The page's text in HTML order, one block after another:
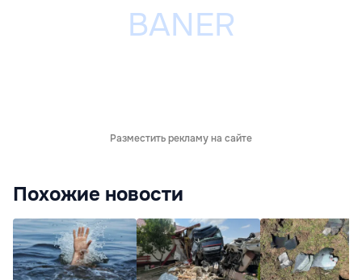
Разместить рекламу на сайте
Похожие новости